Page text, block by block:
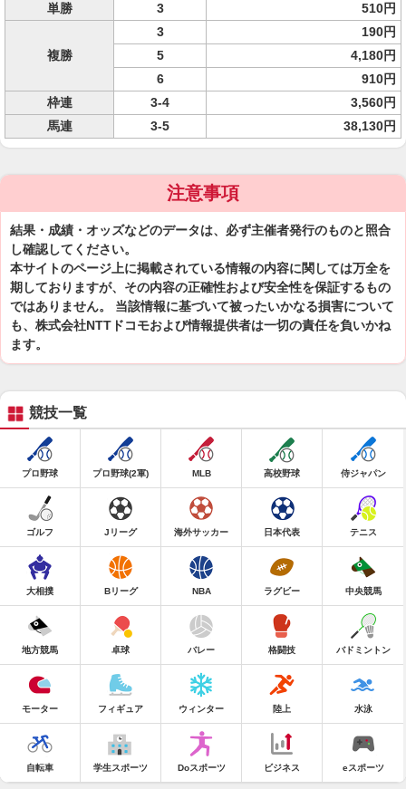
単勝 3 510円
複勝
3
190円
5
4,180円
6
910円
枠連
3-4
3,560円
馬連
3-5 38,130円
注意事項
結果・成績・オッズなどのデータは、必ず主催者発行のものと照合
し確認してください。
本サイトのページ上に掲載されている情報の内容に関しては万全を
期しておりますが、その内容の正確性および安全性を保証するもの
ではありません。 当該情報に基づいて被ったいかなる損害について
も、株式会社NTTドコモおよび情報提供者は一切の責任を負いかね
ます。
競技一覧
プロ野球 プロ野球(2軍) MLB 高校野球 侍ジャパン
ゴルフ Jリーグ 海外サッカー 日本代表 テニス
大相撲 Bリーグ NBA ラグビー 中央競馬
地方競馬 卓球 バレー 格闘技 バドミントン
モーター フィギュア ウィンター 陸上 水泳
自転車 学生スポーツ Doスポーツ ビジネス eスポーツ